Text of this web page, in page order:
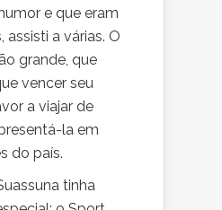
e que eram
assisti a várias. O
grande, que
vencer seu
a viajar de
la em
do país.
tinha